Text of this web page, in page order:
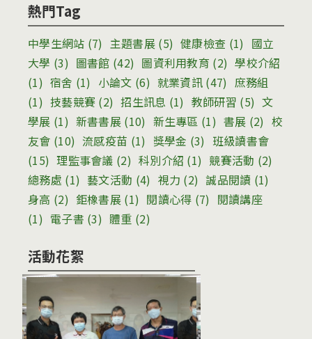
熱門Tag
中學生網站 (7) 主題書展(5) 健康檢查 (1) 國立
大學 (3) 圖書館 (42) 圖資利用教育 (2) 學校介紹
(1) 宿舍 (1) 小論文 (6) 就業資訊 (47) 庶務組
(1) 技藝競賽 (2) 招生訊息 (1) 教師研習 (5) 文
學展 (1) 新書書展 (10) 新生專區 (1) 書展 (2) 校
友會 (10) 流感疫苗 (1) 獎學金 (3) 班級讀書會
(15) 理監事會議 (2) 科別介紹 (1) 競賽活動 (2)
總務處 (1) 藝文活動 (4) 視力 (2) 誠品閱讀 (1)
身高 (2) 鉅橡書展 (1) 閱讀心得 (7) 閱讀講座
(1) 電子書 (3) 體重 (2)
活動花絮